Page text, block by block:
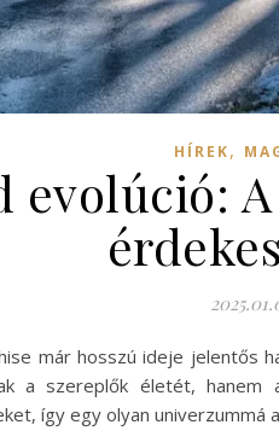
HÍREK,
már hosszú ideje
a szereplők életét,
így egy olyan univerzummá